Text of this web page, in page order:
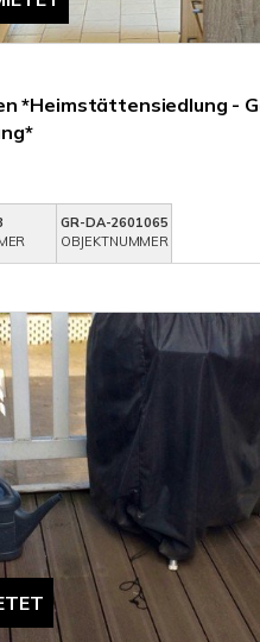
*Heimstättensiedlung -
GR-DA-2601065
OBJEKTNUMMER